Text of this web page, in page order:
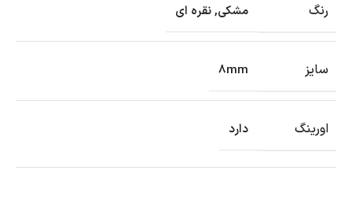
رنگ مشکی,نقره ای
سایز 8mm
اورینگ دارد